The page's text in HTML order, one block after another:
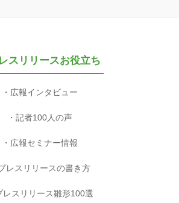
スリリースお役立ち
広報インタビュー
記者100人の声
広報セミナー情報
レスリリースの書き方
レスリリース雛形100選